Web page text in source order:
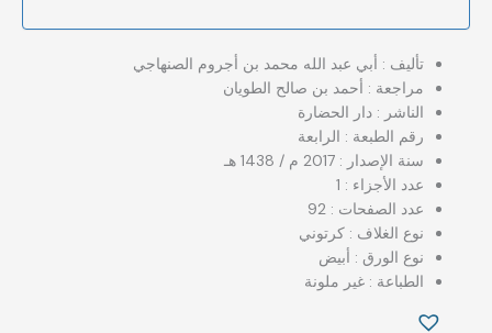
تأليف :‏ ‏أبي عبد الله محمد بن أجروم الصنهاجي
‏مراجعة : أحمد بن صالح الطويان
الناشر : دار الحضارة
رقم الطبعة : الرابعة
سنة الإصدار : 2017 م / 1438 هـ
عدد الأجزاء : 1
عدد الصفحات : 92
نوع الغلاف : كرتوني
نوع الورق : أبيض
الطباعة : غير ملونة